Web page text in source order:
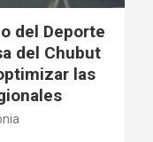
del Deporte
del Chubut
las